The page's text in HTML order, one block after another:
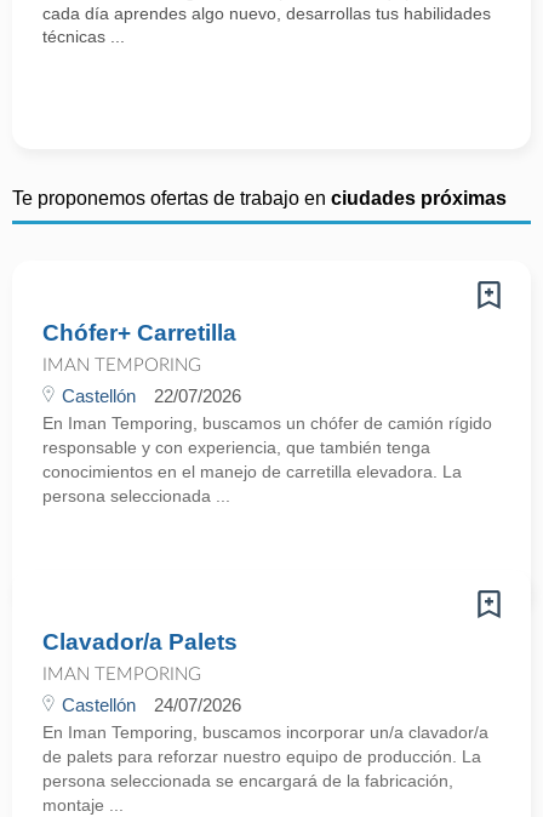
cada día aprendes algo nuevo, desarrollas tus habilidades
técnicas ...
Te proponemos ofertas de trabajo en ciudades próximas
Chófer+ Carretilla
IMAN TEMPORING
Castellón 22/07/2026
En Iman Temporing, buscamos un chófer de camión rígido
responsable y con experiencia, que también tenga
conocimientos en el manejo de carretilla elevadora. La
persona seleccionada ...
Clavador/a Palets
IMAN TEMPORING
Castellón 24/07/2026
En Iman Temporing, buscamos incorporar un/a clavador/a
de palets para reforzar nuestro equipo de producción. La
persona seleccionada se encargará de la fabricación,
montaje ...